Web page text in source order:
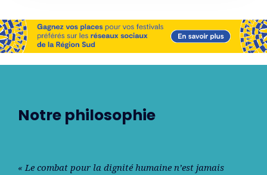
Notre philosophie
« Le combat pour la dignité humaine n’est jamais